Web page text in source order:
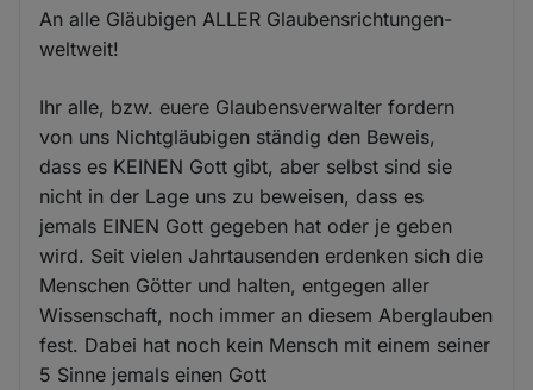
An alle Gläubigen ALLER Glaubensrichtungen-
weltweit!
Ihr alle, bzw. euere Glaubensverwalter fordern
von uns Nichtgläubigen ständig den Beweis,
dass es KEINEN Gott gibt, aber selbst sind sie
nicht in der Lage uns zu beweisen, dass es
jemals EINEN Gott gegeben hat oder je geben
wird. Seit vielen Jahrtausenden erdenken sich die
Menschen Götter und halten, entgegen aller
Wissenschaft, noch immer an diesem Aberglauben
fest. Dabei hat noch kein Mensch mit einem seiner
5 Sinne jemals einen Gott